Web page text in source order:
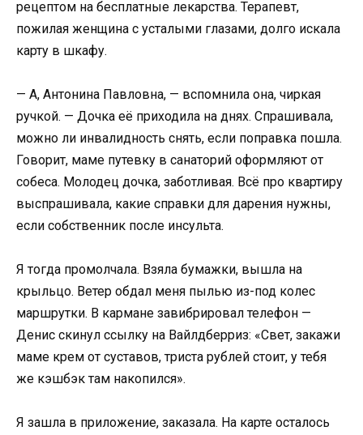
рецептом на бесплатные лекарства. Терапевт,
пожилая женщина с усталыми глазами, долго искала
карту в шкафу.
— А, Антонина Павловна, — вспомнила она, чиркая
ручкой. — Дочка её приходила на днях. Спрашивала,
можно ли инвалидность снять, если поправка пошла.
Говорит, маме путевку в санаторий оформляют от
собеса. Молодец дочка, заботливая. Всё про квартиру
выспрашивала, какие справки для дарения нужны,
если собственник после инсульта.
Я тогда промолчала. Взяла бумажки, вышла на
крыльцо. Ветер обдал меня пылью из-под колес
маршрутки. В кармане завибрировал телефон —
Денис скинул ссылку на Вайлдберриз: «Свет, закажи
маме крем от суставов, триста рублей стоит, у тебя
же кэшбэк там накопился».
Я зашла в приложение, заказала. На карте осталось